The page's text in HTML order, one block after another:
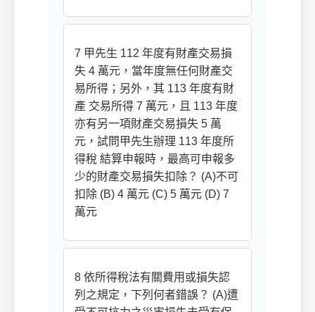
7 甲先生 112 年度有財產交易損
失 4 萬元，當年度無任何財產交
易所得；另外，其 113 年度有財
產 交易所得 7 萬元，且 113 年度
亦有另一項財產交易損失 5 萬
元，試問甲先生辦理 113 年度所
得稅 結算申報時，最高可申報多
少的財產交易損失扣除？ (A)不可
扣除 (B) 4 萬元 (C) 5 萬元 (D) 7
萬元
8 依所得稅法有關費用或損失認
列之規定，下列何者錯誤？ (A)遭